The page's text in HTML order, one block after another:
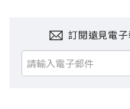
訂閱遠見電